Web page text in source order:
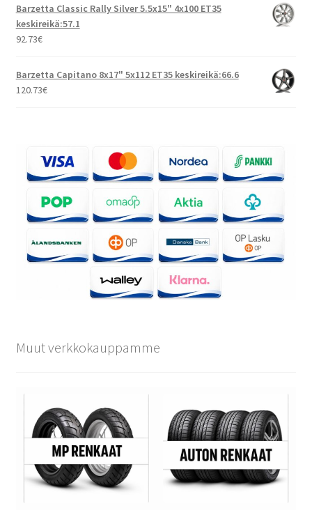
Barzetta Classic Rally Silver 5.5x15" 4x100 ET35
keskireikä:57.1
92.73€
Barzetta Capitano 8x17" 5x112 ET35 keskireikä:66.6
120.73€
Muut verkkokauppamme